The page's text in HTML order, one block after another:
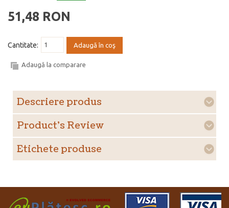
51,48 RON
Cantitate: Adaugă în coş
Adaugă la comparare
Descriere produs
Product's Review
Etichete produse